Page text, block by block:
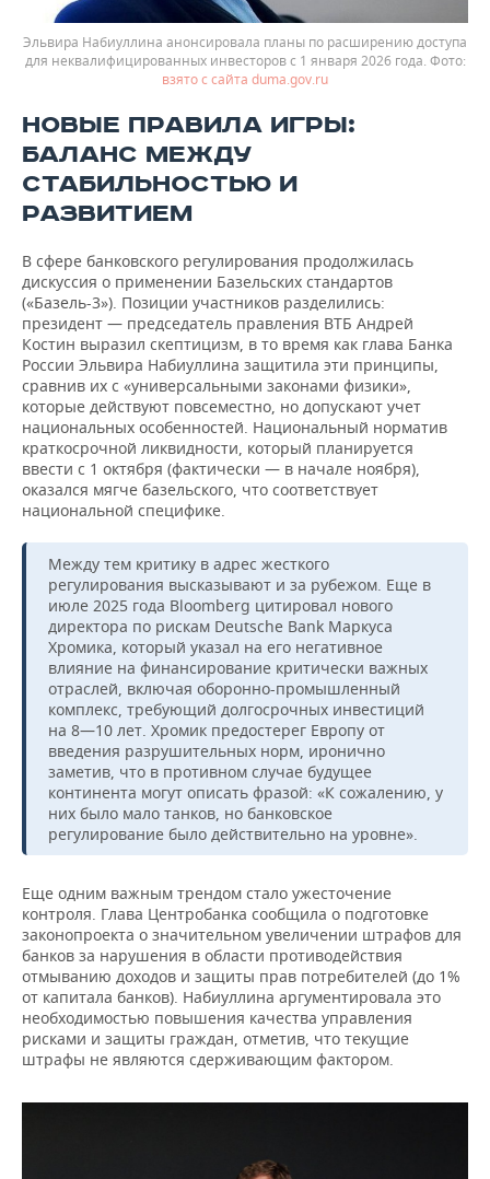
Эльвира Набиуллина анонсировала планы по расширению доступа
для неквалифицированных инвесторов с 1 января 2026 года.
взято с сайта duma.gov.ru
НОВЫЕ ПРАВИЛА ИГРЫ:
БАЛАНС МЕЖДУ
СТАБИЛЬНОСТЬЮ И
РАЗВИТИЕМ
В сфере банковского регулирования продолжилась
дискуссия о применении Базельских стандартов
(«Базель-3»). Позиции участников разделились:
президент — председатель правления ВТБ Андрей
Костин выразил скептицизм, в то время как глава Банка
России Эльвира Набиуллина защитила эти принципы,
сравнив их с «универсальными законами физики»,
которые действуют повсеместно, но допускают учет
национальных особенностей. Национальный норматив
краткосрочной ликвидности, который планируется
ввести с 1 октября (фактически — в начале ноября),
оказался мягче базельского, что соответствует
национальной специфике.
Между тем критику в адрес жесткого
регулирования высказывают и за рубежом. Еще в
июле 2025 года Bloomberg цитировал нового
директора по рискам Deutsche Bank Маркуса
Хромика, который указал на его негативное
влияние на финансирование критически важных
отраслей, включая оборонно-промышленный
комплекс, требующий долгосрочных инвестиций
на 8—10 лет. Хромик предостерег Европу от
введения разрушительных норм, иронично
заметив, что в противном случае будущее
континента могут описать фразой: «К сожалению, у
них было мало танков, но банковское
регулирование было действительно на уровне».
Еще одним важным трендом стало ужесточение
контроля. Глава Центробанка сообщила о подготовке
законопроекта о значительном увеличении штрафов для
банков за нарушения в области противодействия
отмыванию доходов и защиты прав потребителей (до 1%
от капитала банков). Набиуллина аргументировала это
необходимостью повышения качества управления
рисками и защиты граждан, отметив, что текущие
штрафы не являются сдерживающим фактором.